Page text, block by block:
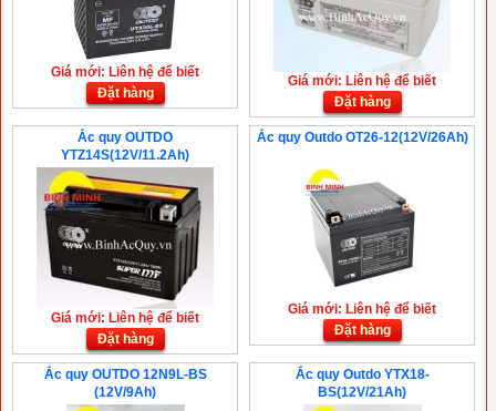
Giá mới: Liên hệ để biết
Đặt hàng
Giá mới: Liên hệ để biết
Đặt hàng
Ắc quy OUTDO
YTZ14S(12V/11.2Ah)
Giá mới: Liên hệ để biết
Đặt hàng
Ắc quy Outdo OT26-12(12V/26Ah)
Giá mới: Liên hệ để biết
Đặt hàng
Ắc quy OUTDO 12N9L-BS
(12V/9Ah)
Ắc quy Outdo YTX18-
BS(12V/21Ah)